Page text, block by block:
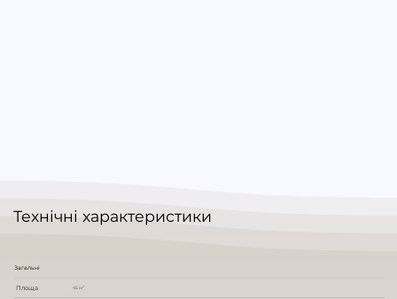
Технічні характеристики
Загальні
Площа 45 м²